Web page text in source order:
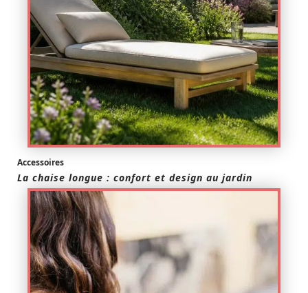
Accessoires
La chaise longue : confort et design au jardin